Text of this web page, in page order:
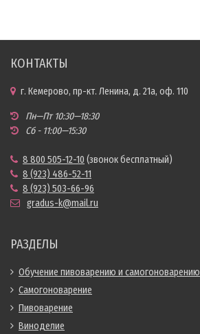
КОНТАКТЫ
г. Кемерово, пр-кт. Ленина, д. 21а, оф. 110
Пн—Пт 10:30—18:30
Сб - 11:00—15:30
8 800 505-12-10 (звонок бесплатный)
8 (923) 486-52-11
8 (923) 503-66-96
gradus-k@mail.ru
РАЗДЕЛЫ
Обучение пивоварению и самогоноварению
Самогоноварение
Пивоварение
Виноделие